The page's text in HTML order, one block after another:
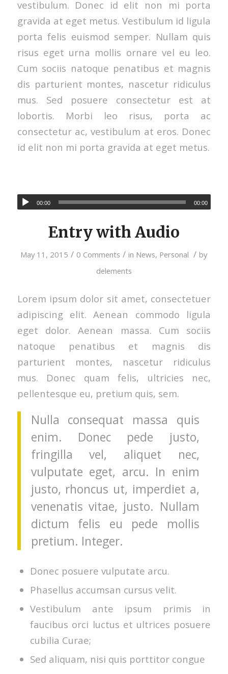
vestibulum. Donec id elit non mi porta
gravida at eget metus. Vestibulum id ligula
porta felis euismod semper. Nullam quis
risus eget urna mollis ornare vel eu leo.
Cum sociis natoque penatibus et magnis
dis parturient montes, nascetur ridiculus
mus. Sed posuere consectetur est at
lobortis. Morbi leo risus, porta ac
consectetur ac, vestibulum at eros. Donec
id elit non mi porta gravida at eget metus.
00:00 00:00
Entry with Audio
May 11, 2015 / 0 Comments / in News, Personal / by
delements
Lorem ipsum dolor sit amet, consectetuer
adipiscing elit. Aenean commodo ligula
eget dolor. Aenean massa. Cum sociis
natoque penatibus et magnis dis
parturient montes, nascetur ridiculus
mus. Donec quam felis, ultricies nec,
pellentesque eu, pretium quis, sem.
Nulla consequat massa quis
enim. Donec pede justo,
fringilla vel, aliquet nec,
vulputate eget, arcu. In enim
justo, rhoncus ut, imperdiet a,
venenatis vitae, justo. Nullam
dictum felis eu pede mollis
pretium. Integer.
Donec posuere vulputate arcu.
Phasellus accumsan cursus velit.
Vestibulum ante ipsum primis in
faucibus orci luctus et ultrices posuere
cubilia Curae;
Sed aliquam, nisi quis porttitor congue